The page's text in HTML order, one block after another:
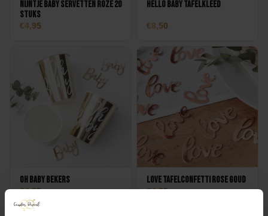
Nijntje Baby Servetten Roze 20
stuks
4,95
Hello Baby Tafelkleed
8,50
Oh Baby Bekers
4,25
Love Tafelconfetti Rose Goud
4,25